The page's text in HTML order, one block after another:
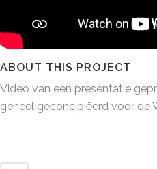
ABOUT THIS PROJECT
Video van een presentatie
geheel geconcipiëerd voor de